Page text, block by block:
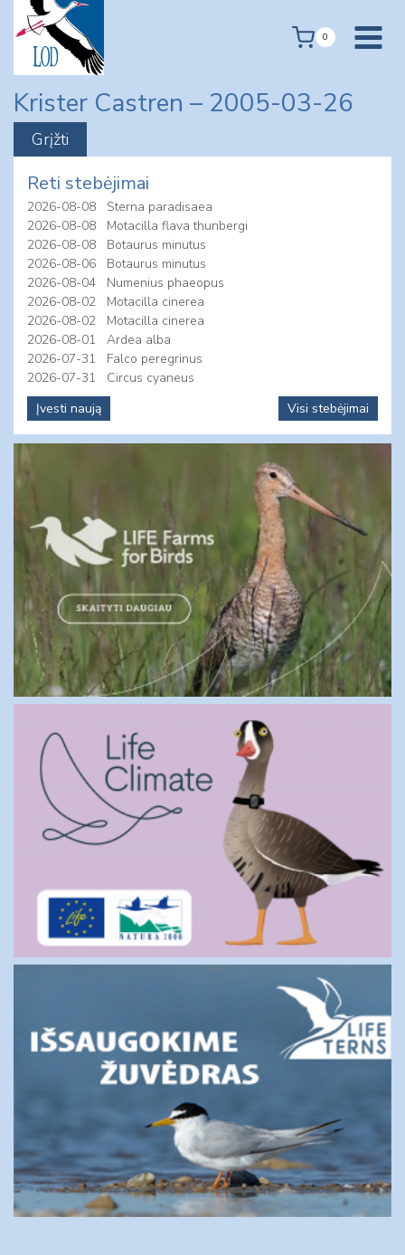
content
0
Krister Castren – 2005-03-26
Reti stebėjimai
2026-08-08
Sterna paradisaea
2026-08-08
Motacilla flava thunbergi
2026-08-08
Botaurus minutus
2026-08-06
Botaurus minutus
2026-08-04
Numenius phaeopus
2026-08-02
Motacilla cinerea
2026-08-02
Motacilla cinerea
2026-08-01
Ardea alba
2026-07-31
Falco peregrinus
2026-07-31
Circus cyaneus
Įvesti naują
Visi stebėjimai